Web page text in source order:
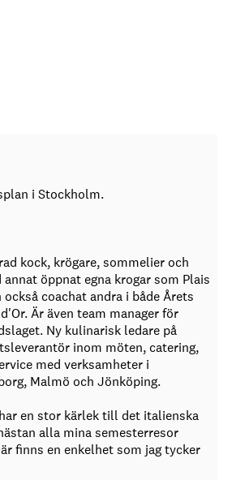
i Stockholm.
kock, krögare, sommelier och
annat öppnat egna krogar som Plais
coachat andra i både Årets
Är även team manager för
Ny kulinarisk ledare på
inom möten, catering,
med verksamheter i
Malmö och Jönköping.
en stor kärlek till det italienska
alla mina semesterresor
finns en enkelhet som jag tycker